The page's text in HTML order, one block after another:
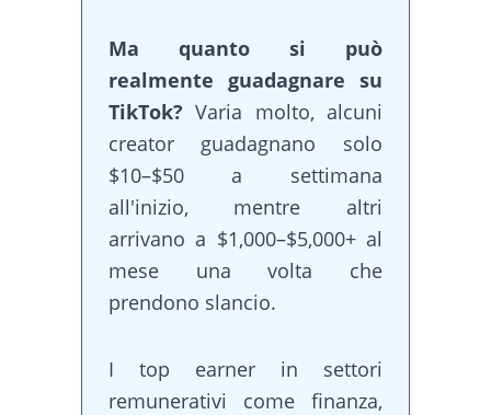
Ma quanto si può
realmente guadagnare su
TikTok? Varia molto, alcuni
creator guadagnano solo
$10–$50 a settimana
all'inizio, mentre altri
arrivano a $1,000–$5,000+ al
mese una volta che
prendono slancio.
I top earner in settori
remunerativi come finanza,